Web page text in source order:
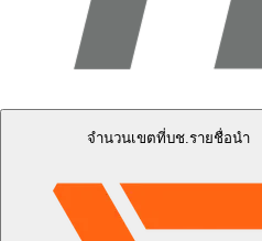
จำนวนเขตที่บช.รายชื่อนำ